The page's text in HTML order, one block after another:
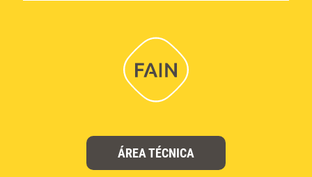
ÁREA TÉCNICA